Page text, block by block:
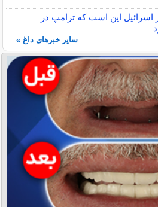
در اسرائیل این است که ترامپ در
سایر خبرهای داغ »